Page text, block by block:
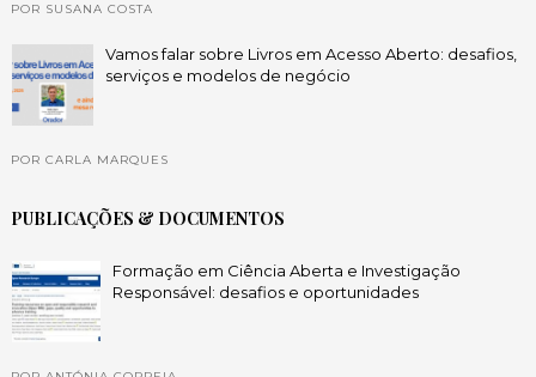
POR SUSANA COSTA
Vamos falar sobre Livros em Acesso Aberto: desafios,
serviços e modelos de negócio
POR CARLA MARQUES
PUBLICAÇÕES & DOCUMENTOS
Formação em Ciência Aberta e Investigação
Responsável: desafios e oportunidades